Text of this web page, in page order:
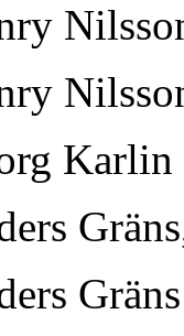
Karlin
Gräns